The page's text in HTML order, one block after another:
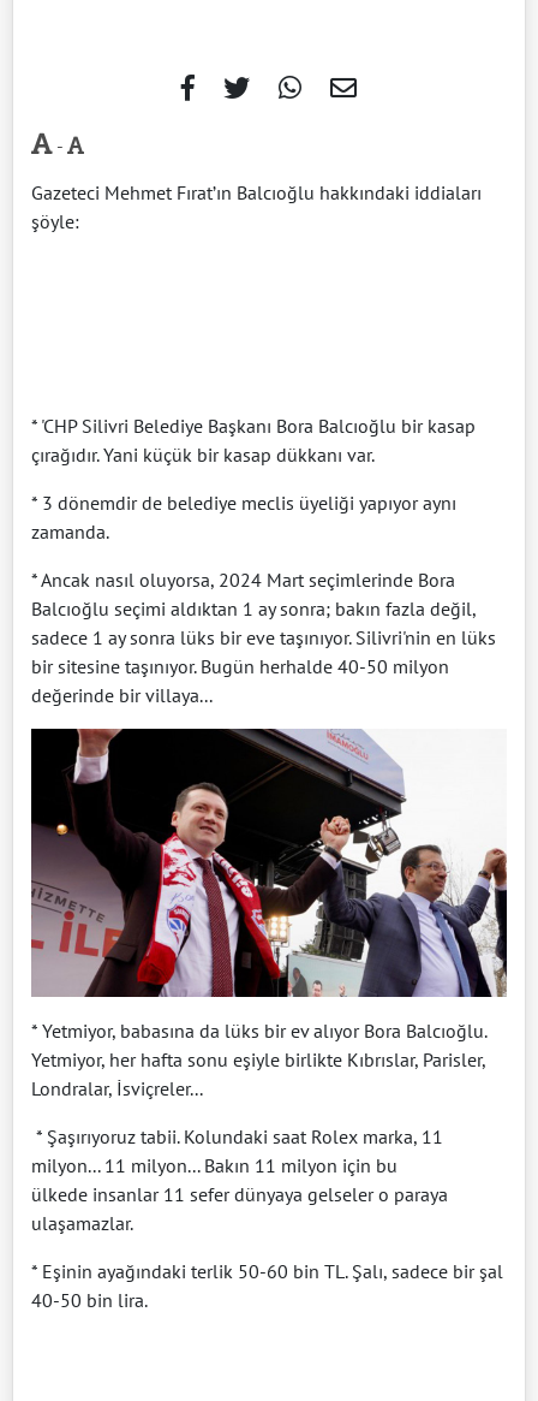
-
Gazeteci Mehmet Fırat’ın Balcıoğlu hakkındaki iddiaları
şöyle:
* 'CHP Silivri Belediye Başkanı Bora Balcıoğlu bir kasap
çırağıdır. Yani küçük bir kasap dükkanı var.
* 3 dönemdir de belediye meclis üyeliği yapıyor aynı
zamanda.
* Ancak nasıl oluyorsa, 2024 Mart seçimlerinde Bora
Balcıoğlu seçimi aldıktan 1 ay sonra; bakın fazla değil,
sadece 1 ay sonra lüks bir eve taşınıyor. Silivri'nin en lüks
bir sitesine taşınıyor. Bugün herhalde 40-50 milyon
değerinde bir villaya...
* Yetmiyor, babasına da lüks bir ev alıyor Bora Balcıoğlu.
Yetmiyor, her hafta sonu eşiyle birlikte Kıbrıslar, Parisler,
Londralar, İsviçreler...
* Şaşırıyoruz tabii. Kolundaki saat Rolex marka, 11
milyon... 11 milyon... Bakın 11 milyon için bu
ülkede insanlar 11 sefer dünyaya gelseler o paraya
ulaşamazlar.
* Eşinin ayağındaki terlik 50-60 bin TL. Şalı, sadece bir şal
40-50 bin lira.